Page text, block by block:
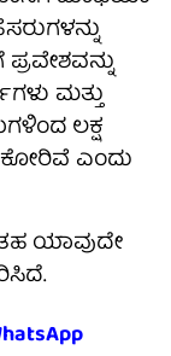
ಮತ್ತು
ಲಕ್ಷ
ಎಂದು
ಯಾವುದೇ